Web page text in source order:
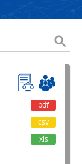
pdf
csv
xls